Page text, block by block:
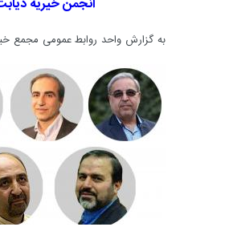
انجمن خیریه
به گزارش واحد روابط عمومی مجمع
دوشنبه 22 آبان ماه گردهمائی
انجمن خیریه دیابت در هتل آسمان